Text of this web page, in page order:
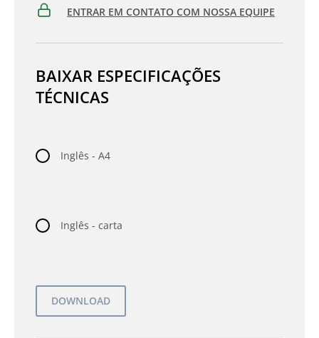
ENTRAR EM CONTATO COM NOSSA EQUIPE
BAIXAR ESPECIFICAÇÕES
TÉCNICAS
Inglês - A4
Inglês - carta